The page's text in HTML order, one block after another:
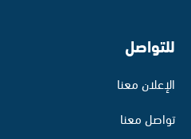
للتواصل
الإعلان معنا
تواصل معنا